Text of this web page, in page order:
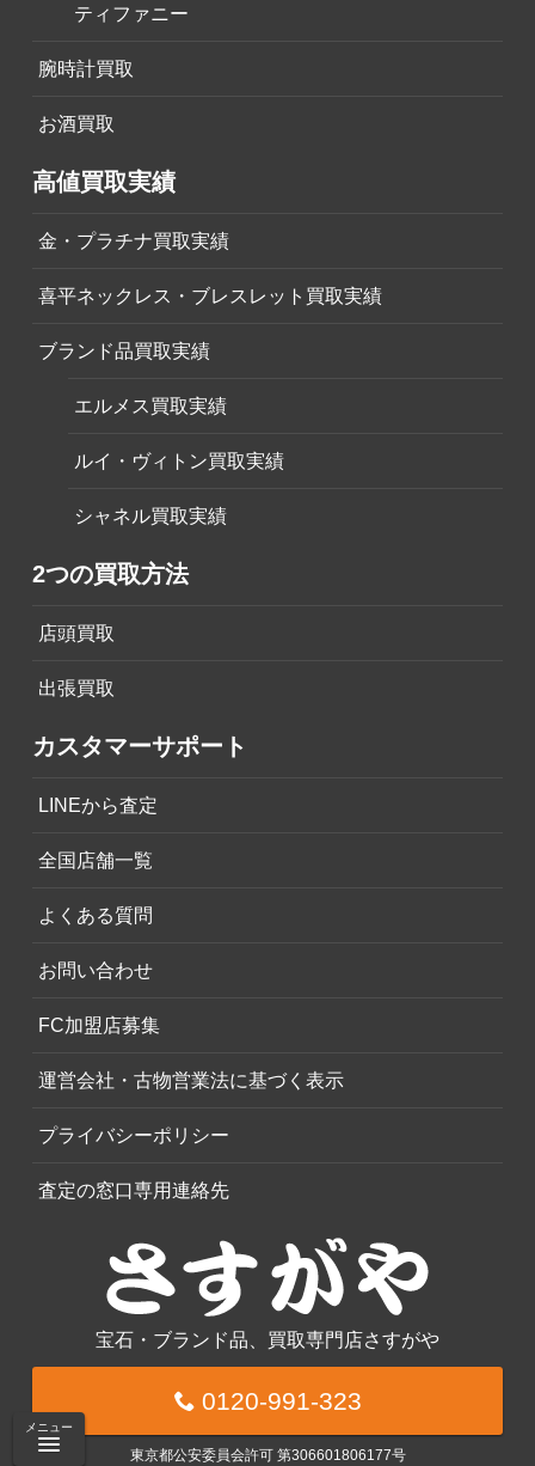
メニュー
ティファニー
腕時計買取
お酒買取
高値買取実績
金・プラチナ買取実績
喜平ネックレス・ブレスレット買取実績
ブランド品買取実績
エルメス買取実績
ルイ・ヴィトン買取実績
シャネル買取実績
2つの買取方法
店頭買取
出張買取
カスタマーサポート
LINEから査定
全国店舗一覧
よくある質問
お問い合わせ
FC加盟店募集
運営会社・古物営業法に基づく表示
プライバシーポリシー
査定の窓口専用連絡先
宝石・ブランド品、買取専門店さすがや
0120-991-323
東京都公安委員会許可 第306601806177号